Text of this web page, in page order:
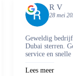
R V
28 mei
Geweldig
Dubai sterren.
service en
Lees meer